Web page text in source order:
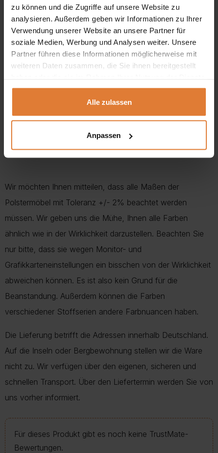
zu können und die Zugriffe auf unsere Website zu
analysieren. Außerdem geben wir Informationen zu Ihrer
Verwendung unserer Website an unsere Partner für
soziale Medien, Werbung und Analysen weiter. Unsere
Partner führen diese Informationen möglicherweise mit
weiteren Daten zusammen, die Sie ihnen bereitgestellt
gesammelt haben.
Alle zulassen
Anpassen
kein Mangel sind. Dies ist die Struktur dieses Holzes, die
“Kratzer” auf dem Bild sind ein charakteristisches Merkmal
für goldene Eiche, artisan, lancelot Arbeitsplatten.
Länge:65 cm
Wir möchten Ihnen mitteilen, dass alle Maßen der
Polstermöbel mit Toleranz +/- 2% beachtet werden
müssen. Wir geben uns die Mühe, Ihnen alle Farben
ähnlich wie in der Wirklichkeit darzustellen. Beachten Sie
nur bitte, dass sie wegen Monitor- und
Grafikkarteneinstellungen ein bisschen von der Wirklichkeit
abweichen können. Es ist also kein Grund für die
Beanstandung. Außerdem können die Farben
verschiedener Stoffserien andere Farbnuancen haben.
Die Lieferung betrifft die Adressen innerhalb Deutschland.
Auf die Inseln oder Bergbewohnung stellen wir die Ware
nicht zu. Wir verfügen über den eigenen, sicheren und
schnellen Transport. Über den Liefertermin werden Sie von
uns vorher informiert.
Für dieses Produkt gibt es noch keine TrustMate-
Bewertungen.